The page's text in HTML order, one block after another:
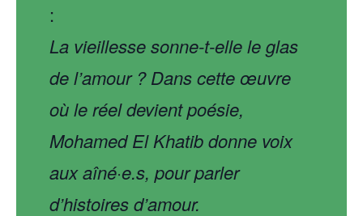
:
La vieillesse sonne-t-elle le glas
de l’amour ? Dans cette œuvre
où le réel devient poésie,
Mohamed El Khatib donne voix
aux aîné·e.s, pour parler
d’histoires d’amour.